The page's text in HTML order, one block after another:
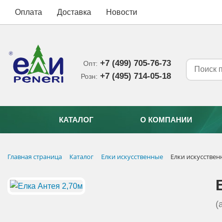
Оплата Доставка Новости
Опт: +7 (499) 705-76-73
Розн: +7 (495) 714-05-18‬
КАТАЛОГ О КОМПАНИИ
Главная страница Каталог Елки искусственные Елки